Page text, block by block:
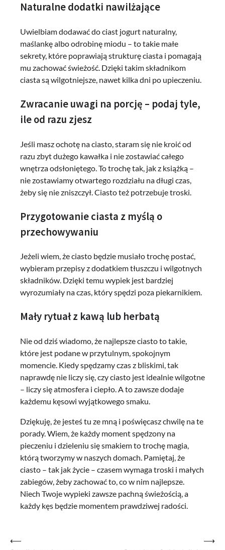
Naturalne dodatki nawilżające
Uwielbiam dodawać do ciast jogurt naturalny,
maślankę albo odrobinę miodu – to takie małe
sekrety, które poprawiają strukturę ciasta i pomagają
mu zachować świeżość. Dzięki takim składnikom
ciasta są wilgotniejsze, nawet kilka dni po upieczeniu.
Zwracanie uwagi na porcję – podaj tyle,
ile od razu zjesz
Jeśli masz ochotę na ciasto, staram się nie kroić od
razu zbyt dużego kawałka i nie zostawiać całego
wnętrza odsłoniętego. To trochę tak, jak z książką –
nie zostawiamy otwartego rozdziału na długi czas,
żeby się nie zniszczył. Ciasto też potrzebuje troski.
Przygotowanie ciasta z myślą o
przechowywaniu
Jeżeli wiem, że ciasto będzie musiało trochę postać,
wybieram przepisy z dodatkiem tłuszczu i wilgotnych
składników. Dzięki temu wypiek jest bardziej
wyrozumiały na czas, który spędzi poza piekarnikiem.
Mały rytuał z kawą lub herbatą
Nie od dziś wiadomo, że najlepsze ciasto to takie,
które jest podane w przytulnym, spokojnym
momencie. Kiedy spędzamy czas z bliskimi, tak
naprawdę nie liczy się, czy ciasto jest idealnie wilgotne
– liczy się atmosfera i ciepło. A to zawsze dodaje
każdemu kęsowi wyjątkowego smaku.
Dziękuję, że jesteś tu ze mną i poświęcasz chwilę na te
porady. Wiem, że każdy moment spędzony na
pieczeniu i dzieleniu się smakiem to trochę magia,
którą tworzymy w naszych domach. Pamiętaj, że
ciasto – tak jak życie – czasem wymaga troski i małych
zabiegów, żeby zachować to, co w nim najlepsze.
Niech Twoje wypieki zawsze pachną świeżością, a
każdy kęs będzie momentem prawdziwej radości.
Nawigacja
⟵
⟶